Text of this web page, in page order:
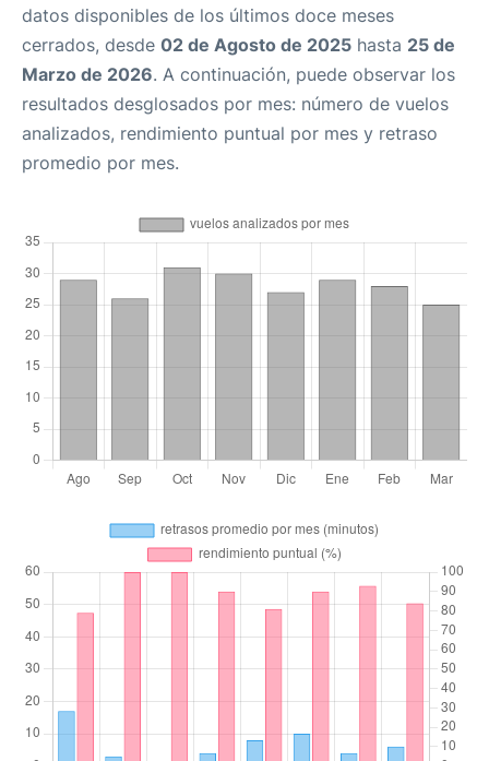
datos disponibles de los últimos doce meses
cerrados, desde 02 de Agosto de 2025 hasta 25 de
Marzo de 2026. A continuación, puede observar los
resultados desglosados por mes: número de vuelos
analizados, rendimiento puntual por mes y retraso
promedio por mes.